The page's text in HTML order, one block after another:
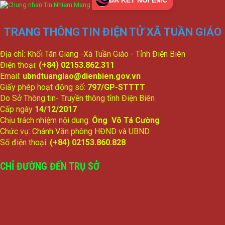
lượt xem: 98 | lượt tải:61
1704/TTr-UBND
(2) Đề nghị phê duyệt Kế hoạch phát triển sự nghiệp Giáo dục
lượt xem: 115 | lượt tải:77
349/BC-UBND
(2) Báo cáo công tác tiếp công dân giải quyết khiếu nại, tố cáo
và phòng chống tham nhũng, tiêu cực 6 tháng đầu năm
2026; phương hướng, nhiệm vụ 6 tháng cuối năm 2026
lượt xem: 196 | lượt tải:122
342/BC-UBND
(1) Về tình hình thực hiện Kế hoạch phát triển kinh tế-xã hội,
đảm bảo quốc phòng-an ninh trong 6 tháng đầu năm; nhiệm
lượt xem: 133 | lượt tải:116
TRANG THÔNG TIN ĐIỆN TỬ XÃ TUẦN GIÁO
Địa chỉ: Khối Tân Giang -Xã Tuần Giáo - Tỉnh Điện Biên
Điện thoại: (+84) 02153.862.311
Email: ubndtuangiao@dienbien.gov.vn
Giấy phép hoạt động số: 797/GP-STTTT
Do Sở Thông tin- Truyền thông tỉnh Điện Biên
Cấp ngày 14/12/2017
Chịu trách nhiệm nội dung: Ông Võ Tá Cường
Chức vụ: Chánh Văn phòng HĐND và UBND
Số điện thoại: (+84) 02153.860.828
CHỈ ĐƯỜNG ĐẾN TRỤ SỞ